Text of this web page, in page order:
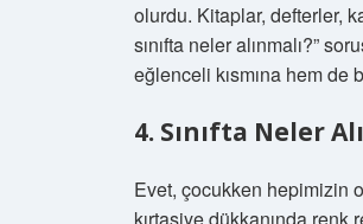
olurdu. Kitaplar, defterler,
sınıfta neler alınmalı?”
eğlenceli kısmına hem
4. Sınıfta Neler
Evet, çocukken hepimizin